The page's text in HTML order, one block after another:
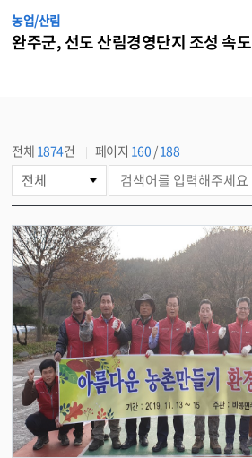
농업/산림
완주군, 선도 산림경영단지 조성 속도
전체 1874건 페이지 160 /188
시
물
검
색